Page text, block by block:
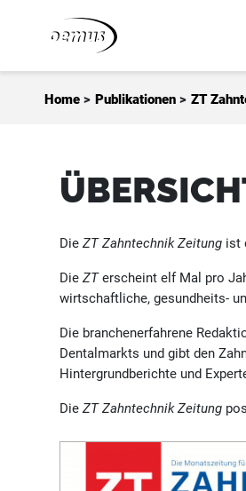
Home > Publikationen > ZT
DieZT Zahntechnik Zeitung ist
DieZTerscheint elf Mal pro
wirtschaftliche, gesundheits-
Die branchenerfahrene
Dentalmarkts und gibt den
Hintergrundberichte und
DieZT Zahntechnik Zeitung